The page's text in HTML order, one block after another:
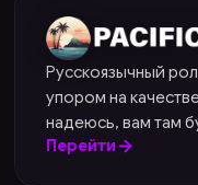
Pacific Coast
Русскоязычный
упором на
надеюсь, вам там
Перейти